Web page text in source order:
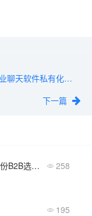
2026年企业聊天软件私有化趋势：从SaaS回归本地部署
下一篇
如何选择线上会议软件？这份B2B选型清单助你决策 258
195